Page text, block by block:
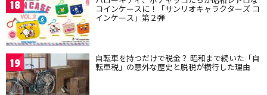
18 コインケースに！「サンリオキャラクターズ コ
インケース」第２弾
19 自転車を持つだけで税金？ 昭和まで続いた「自
転車税」の意外な歴史と脱税が横行した理由